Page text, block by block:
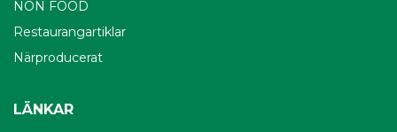
NON FOOD
Restaurangartiklar
Närproducerat
LÄNKAR